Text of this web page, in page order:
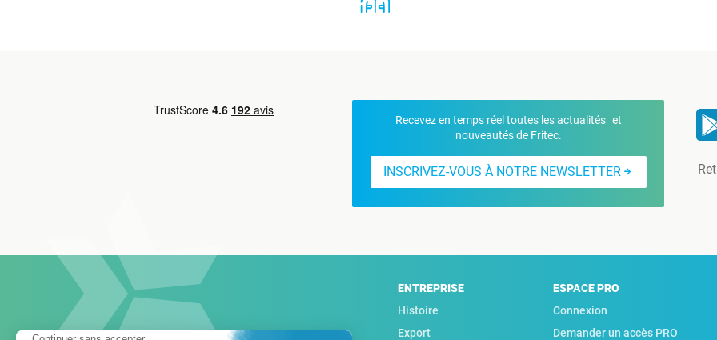
Recevez en temps réel toutes les actualités et
nouveautés de Fritec.
INSCRIVEZ-VOUS À NOTRE NEWSLETTER
ENTREPRISE
Histoire
Export
ESPACE PRO
Connexion
Demander un accès PRO